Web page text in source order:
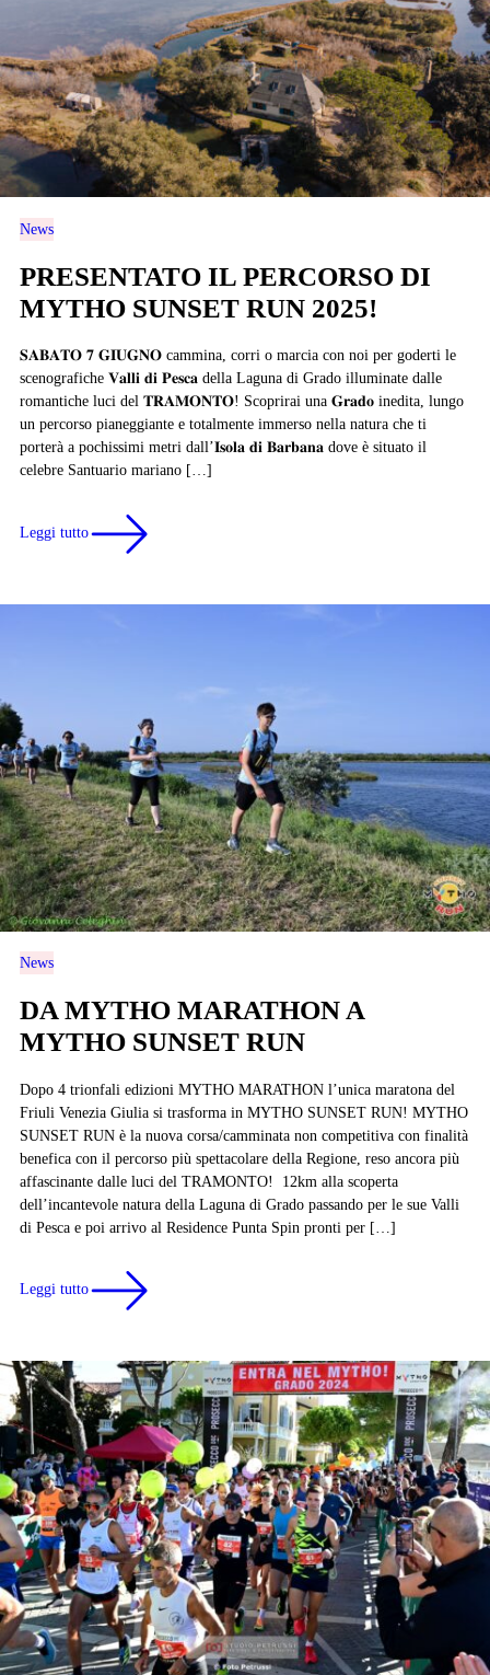
News
PRESENTATO IL PERCORSO DI
MYTHO SUNSET RUN 2025!
𝐒𝐀𝐁𝐀𝐓𝐎 𝟕 𝐆𝐈𝐔𝐆𝐍𝐎 cammina, corri o marcia con noi per goderti le
scenografiche 𝐕𝐚𝐥𝐥𝐢 𝐝𝐢 𝐏𝐞𝐬𝐜𝐚 della Laguna di Grado illuminate dalle
romantiche luci del 𝐓𝐑𝐀𝐌𝐎𝐍𝐓𝐎! Scoprirai una 𝐆𝐫𝐚𝐝𝐨 inedita, lungo
un percorso pianeggiante e totalmente immerso nella natura che ti
porterà a pochissimi metri dall’𝐈𝐬𝐨𝐥𝐚 𝐝𝐢 𝐁𝐚𝐫𝐛𝐚𝐧𝐚 dove è situato il
celebre Santuario mariano […]
Leggi tutto
News
DA MYTHO MARATHON A
MYTHO SUNSET RUN
Dopo 4 trionfali edizioni MYTHO MARATHON l’unica maratona del
Friuli Venezia Giulia si trasforma in MYTHO SUNSET RUN! MYTHO
SUNSET RUN è la nuova corsa/camminata non competitiva con finalità
benefica con il percorso più spettacolare della Regione, reso ancora più
affascinante dalle luci del TRAMONTO! 12km alla scoperta
dell’incantevole natura della Laguna di Grado passando per le sue Valli
di Pesca e poi arrivo al Residence Punta Spin pronti per […]
Leggi tutto